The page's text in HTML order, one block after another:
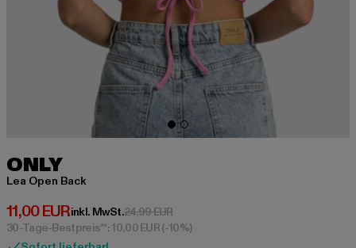
ONLY
Lea Open Back
11,00 EUR
Derzeitiger Preis: 11,00 EUR
inkl. MwSt.24,99 EURAktionspreis: 24,99 EUR
30-Tage-Bestpreis**: 10,00 EUR(-10%)